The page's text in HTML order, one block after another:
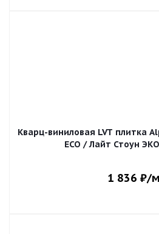
Кварц-виниловая LVT плитка
ECO / Лайт Стоун
1 836 ₽/м